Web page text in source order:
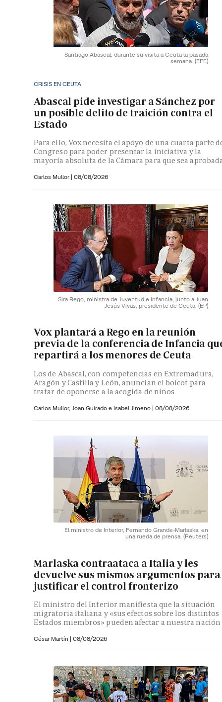
Santiago Abascal, durante su visita a Ceuta la pasada
semana. (EFE)
CRISIS EN CEUTA
Abascal pide investigar a Sánchez por
un posible delito de traición contra el
Estado
Para ello, Vox necesita el apoyo de una cuarta parte
Congreso para poder presentar la iniciativa y la
mayoría absoluta de la Cámara para que sea
Carlos Mullor | 08/08/2026
Sira Rego, ministra de Juventud e Infancia, junto a Juan
Jesús Vivas, presidente de Ceuta. (EP)
Vox plantará a Rego en la reunión
previa de la conferencia de Infancia
repartirá a los menores de Ceuta
Los de Abascal, con competencias en Extremadura,
Aragón y Castilla y León, anuncian el boicot para
tratar de oponerse a la acogida de niños
Carlos Mullor, Joan Guirado e Isabel Jimeno | 08/08/2026
El ministro de Interior, Fernando Grande-Marlaska, en
una rueda de prensa. (Reuters)
Marlaska contraataca a Italia y les
devuelve sus mismos argumentos para
justificar el control fronterizo
El ministro del Interior manifiesta que la situación
migratoria italiana y «sus efectos sobre los distintos
Estados miembros» pueden afectar a nuestra nación
César Martín | 08/08/2026